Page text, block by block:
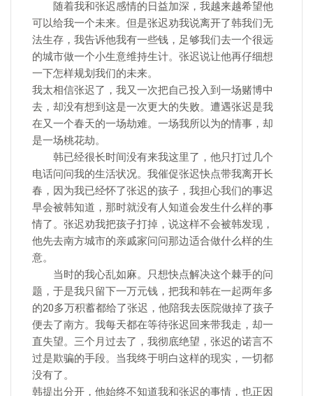
随着我和张迟感情的日益加深，我越来越希望他
可以给我一个未来。但是张迟劝我说离开了韩我们无
法生存，我告诉他我有一些钱，足够我们去一个很远
的城市做一个小生意维持生计。张迟说让他再仔细想
一下怎样规划我们的未来。
我太相信张迟了，我又一次把自己投入到一场赌博中
去，却没有想到这是一次更大的失败。遭遇张迟是我
在又一个春天的一场劫难。一场我所以为的情事，却
是一场桃花劫。
韩已经很长时间没有来我这里了，他只打过几个
电话问问我的生活状况。我催促张迟快点带我离开长
春，因为我已经怀了张迟的孩子，我担心我们的事迟
早会被韩知道，那时就没有人知道会发生什么样的事
情了。张迟劝我把孩子打掉，说这样不会被韩发现，
他先去南方城市的亲戚家问问那边适合做什么样的生
意。
当时的我心乱如麻。只想快点解决这个棘手的问
题，于是我只留下一万元钱，把我和韩在一起两年多
的20多万积蓄都给了张迟，他陪我去医院做掉了孩子
便去了南方。我每天都在等待张迟回来带我走，却一
直失望。三个月过去了，我彻底绝望，张迟的诺言不
过是欺骗的手段。当我终于明白这样的现实，一切都
没有了。
韩提出分开，他始终不知道我和张迟的事情，也正因